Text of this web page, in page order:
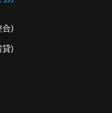
合)
貸)